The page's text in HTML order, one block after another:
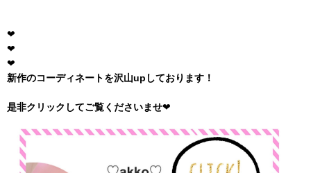
❤︎
❤︎
❤︎
新作のコーディネートを沢山up しております！
是非クリックしてご覧くださいませ❤